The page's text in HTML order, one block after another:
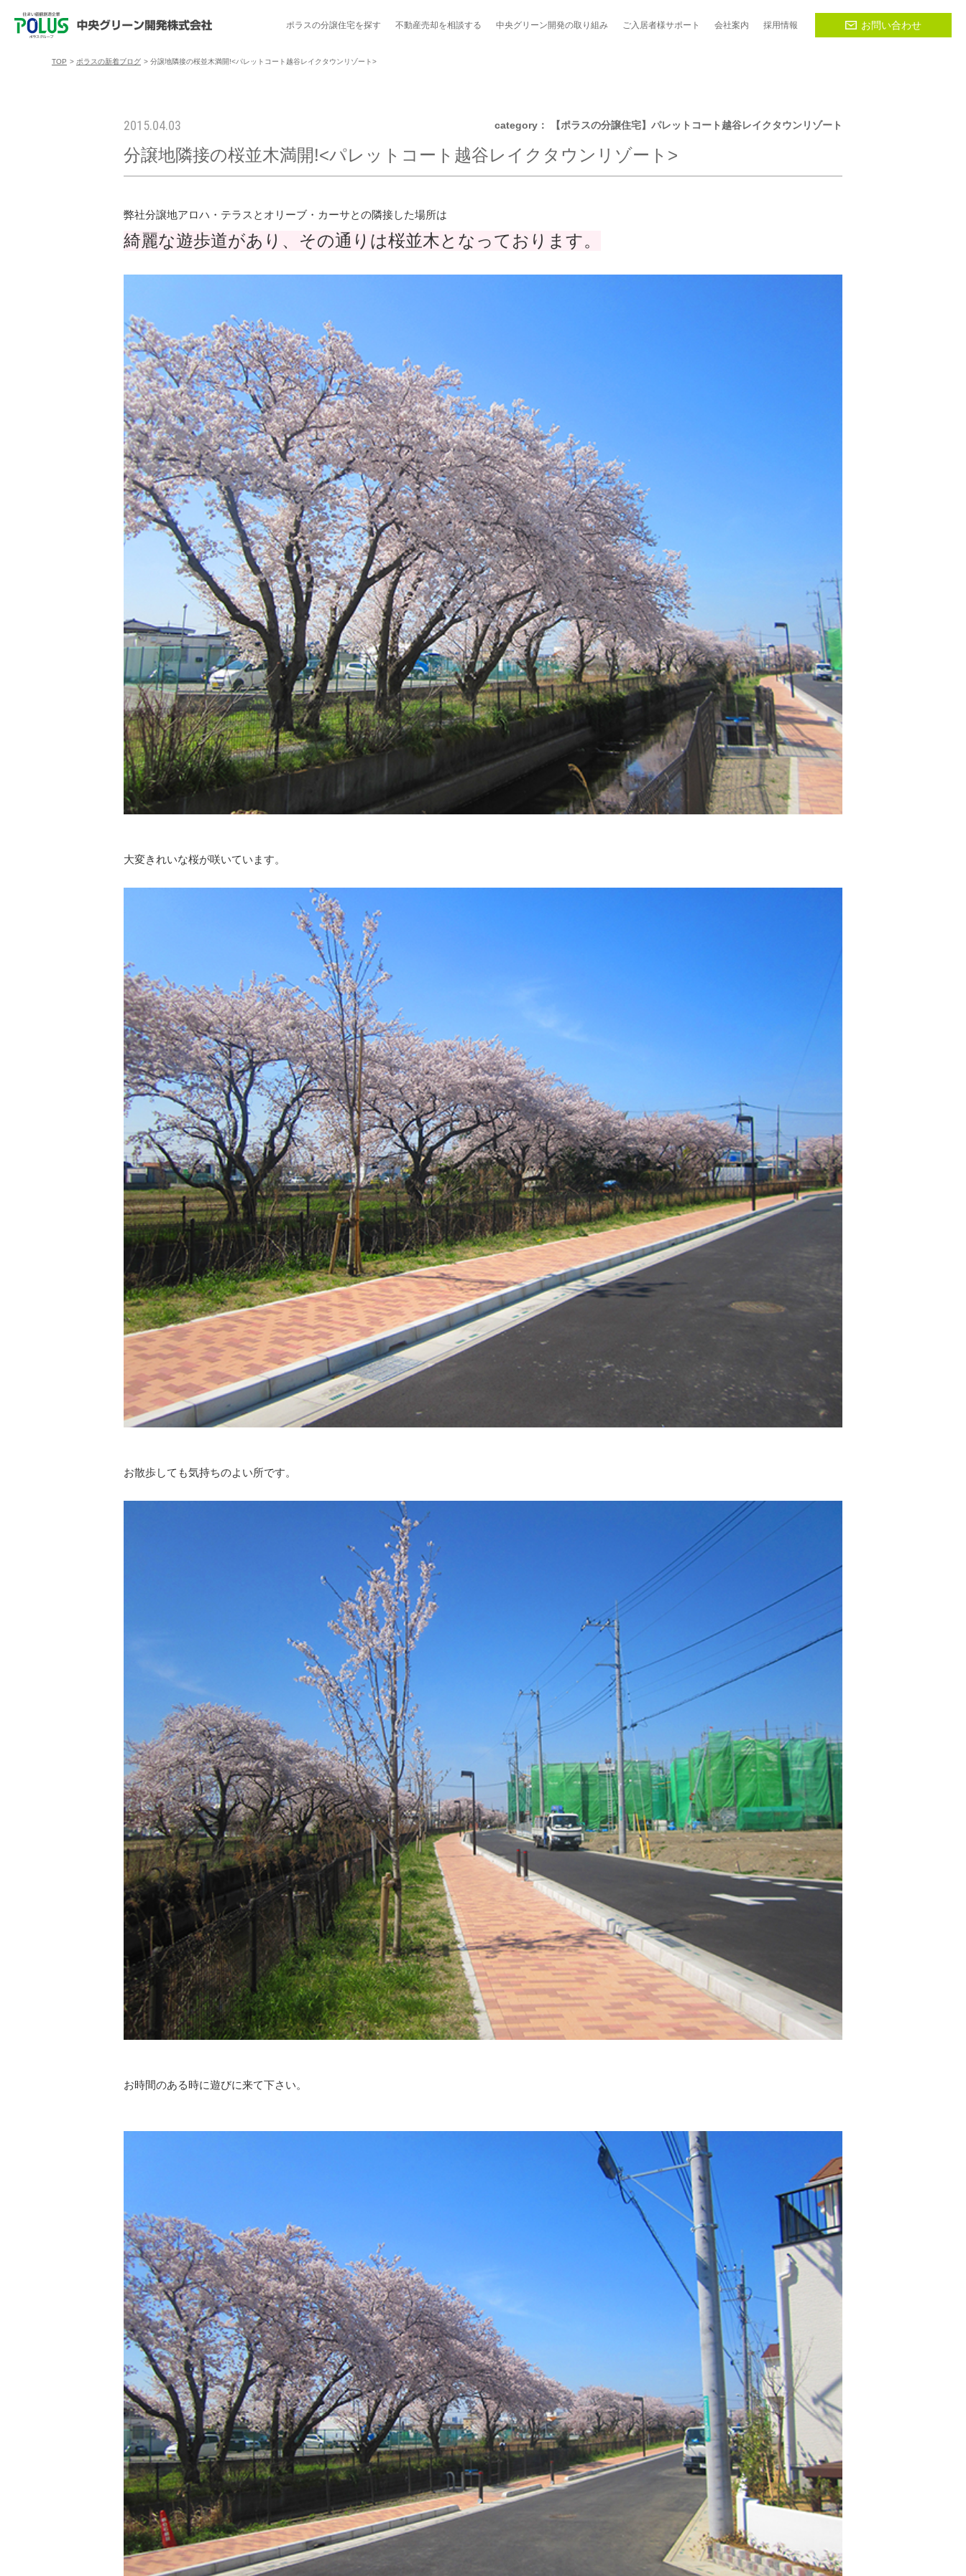
ポラスの分譲住宅を探す
物件一覧 埼玉県のポラスの分譲住宅
今週の現地見学会 今週のチラシ
ブランドから探す 地図から探す
ご入居までの流れ ポラスのメルマガ登録
不動産売却を相談する 中央グリーン開発の取り組み
分譲地コミュニティ 棟下式
暮らしステキセミナー＆カルチャー 越谷アルファーズ応援サイト
ご入居者様サポート
入居者交流会 コミュニティサポート制度「マチトモ！®」
ハートフルご紹介制度
会社案内
トップメッセージ 会社概要
受賞実績
採用情報
採用TOP 新卒採用
お問い合わせ
TOP > ポラスの新着ブログ > 分譲地隣接の桜並木満開!<パレットコート越谷レイクタウンリゾート>
2015.04.03 category： 【ポラスの分譲住宅】パレットコート越谷レイクタウンリゾート
分譲地隣接の桜並木満開!<パレットコート越谷レイクタウンリゾート>
弊社分譲地アロハ・テラスとオリーブ・カーサとの隣接した場所は
綺麗な遊歩道があり、その通りは桜並木となっております。
大変きれいな桜が咲いています。
お散歩しても気持ちのよい所です。
お時間のある時に遊びに来て下さい。